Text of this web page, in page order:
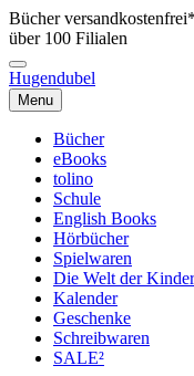
Bücher versandkostenfrei*
über 100 Filialen
Hugendubel
Menu
Bücher
eBooks
tolino
Schule
English Books
Hörbücher
Spielwaren
Die Welt der Kinder
Kalender
Geschenke
Schreibwaren
SALE²